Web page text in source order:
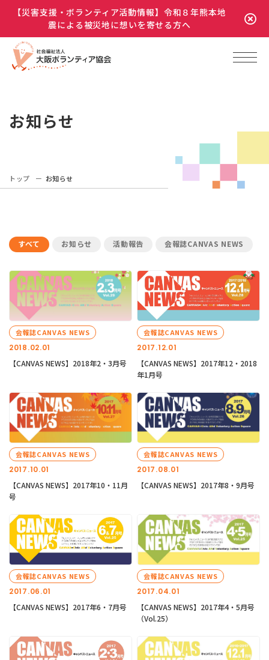
【災害支援・ボランティア活動情報】令和８年熊本地
震による被災地に想いを寄せる方へ
お知らせ
トップ お知らせ
すべて お知らせ 活動報告 会報誌CANVAS NEWS
2018.02.01
会報誌CANVAS NEWS
【CANVAS NEWS】2018年2・3月号
2017.12.01
会報誌CANVAS NEWS
【CANVAS NEWS】2017年12・2018
年1月号
2017.10.01
会報誌CANVAS NEWS
【CANVAS NEWS】2017年10・11月
号
2017.08.01
会報誌CANVAS NEWS
【CANVAS NEWS】2017年8・9月号
2017.06.01
会報誌CANVAS NEWS
【CANVAS NEWS】2017年6・7月号
2017.04.01
会報誌CANVAS NEWS
【CANVAS NEWS】2017年4・5月号
（Vol.25）